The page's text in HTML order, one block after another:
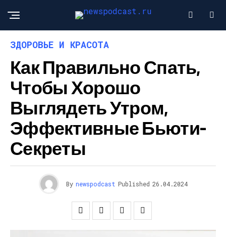
ЗДОРОВЬЕ И КРАСОТА
Как Правильно Спать,
Чтобы Хорошо
Выглядеть Утром,
Эффективные Бьюти-
Секреты
By newspodcast Published 26.04.2024